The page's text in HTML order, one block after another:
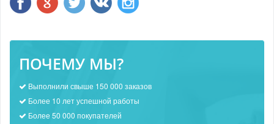
ПОЧЕМУ МЫ?
Выполнили свыше 150 000 заказов
Более 10 лет успешной работы
Более 50 000 покупателей